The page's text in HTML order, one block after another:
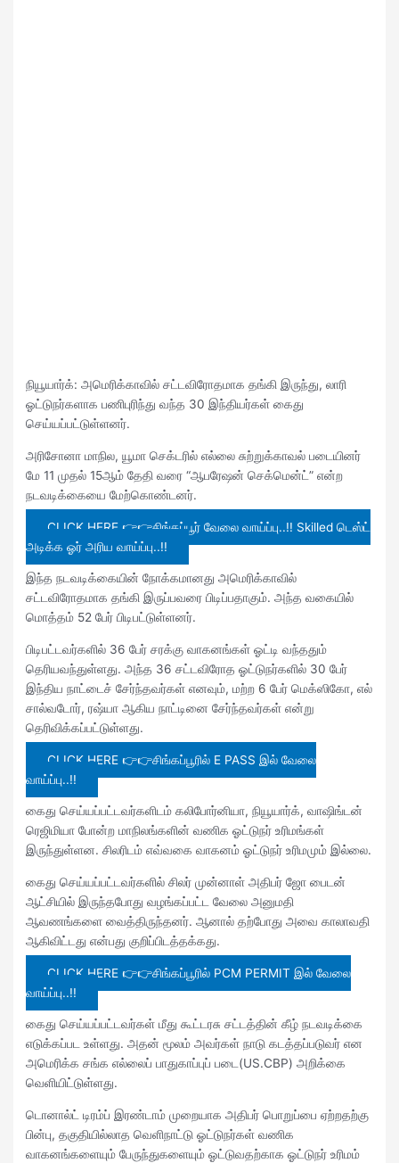
நியூயார்க்: அமெரிக்காவில் சட்டவிரோதமாக தங்கி இருந்து, லாரி
ஓட்டுநர்களாக பணிபுரிந்து வந்த 30 இந்தியர்கள் கைது
செய்யப்பட்டுள்ளனர்.
அரிசோனா மாநில, யூமா செக்டரில் எல்லை சுற்றுக்காவல் படையினர்
மே 11 முதல் 15ஆம் தேதி வரை “ஆபரேஷன் செக்மென்ட்” என்ற
நடவடிக்கையை மேற்கொண்டனர்.
CLICK HERE 👉👉சிங்கப்பூர் வேலை வாய்ப்பு..!! Skilled டெஸ்ட்
அடிக்க ஓர் அரிய வாய்ப்பு..!!
இந்த நடவடிக்கையின் நோக்கமானது அமெரிக்காவில்
சட்டவிரோதமாக தங்கி இருப்பவரை பிடிப்பதாகும். அந்த வகையில்
மொத்தம் 52 பேர் பிடிபட்டுள்ளனர்.
பிடிபட்டவர்களில் 36 பேர் சரக்கு வாகனங்கள் ஓட்டி வந்ததும்
தெரியவந்துள்ளது. அந்த 36 சட்டவிரோத ஓட்டுநர்களில் 30 பேர்
இந்திய நாட்டைச் சேர்ந்தவர்கள் எனவும், மற்ற 6 பேர் மெக்ஸிகோ, எல்
சால்வடோர், ரஷ்யா ஆகிய நாட்டினை சேர்ந்தவர்கள் என்று
தெரிவிக்கப்பட்டுள்ளது.
CLICK HERE 👉👉சிங்கப்பூரில் E PASS இல் வேலை
வாய்ப்பு..!!
கைது செய்யப்பட்டவர்களிடம் கலிபோர்னியா, நியூயார்க், வாஷிங்டன்
ரெஜிமியா போன்ற மாநிலங்களின் வணிக ஓட்டுநர் உரிமங்கள்
இருந்துள்ளன. சிலரிடம் எவ்வகை வாகனம் ஓட்டுநர் உரிமமும் இல்லை.
கைது செய்யப்பட்டவர்களில் சிலர் முன்னாள் அதிபர் ஜோ பைடன்
ஆட்சியில் இருந்தபோது வழங்கப்பட்ட வேலை அனுமதி
ஆவணங்களை வைத்திருந்தனர். ஆனால் தற்போது அவை காலாவதி
ஆகிவிட்டது என்பது குறிப்பிடத்தக்கது.
CLICK HERE 👉👉சிங்கப்பூரில் PCM PERMIT இல் வேலை
வாய்ப்பு..!!
கைது செய்யப்பட்டவர்கள் மீது கூட்டரசு சட்டத்தின் கீழ் நடவடிக்கை
எடுக்கப்பட உள்ளது. அதன் மூலம் அவர்கள் நாடு கடத்தப்படுவர் என
அமெரிக்க சங்க எல்லைப் பாதுகாப்புப் படை(US.CBP) அறிக்கை
வெளியிட்டுள்ளது.
டொனால்ட் டிரம்ப் இரண்டாம் முறையாக அதிபர் பொறுப்பை ஏற்றதற்கு
பின்பு, தகுதியில்லாத வெளிநாட்டு ஓட்டுநர்கள் வணிக
வாகனங்களையும் பேருந்துகளையும் ஓட்டுவதற்காக ஓட்டுநர் உரிமம்